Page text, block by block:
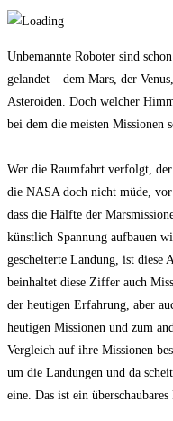
Unbemannte Roboter sind
gelandet – dem Mars, der
Asteroiden. Doch welcher
bei dem die meisten Missionen
Wer die Raumfahrt verfolgt,
die NASA doch nicht müde, vor
dass die Hälfte der
künstlich Spannung aufbauen
gescheiterte Landung, ist diese
beinhaltet diese Ziffer auch
der heutigen Erfahrung, aber
heutigen Missionen und zum
Vergleich auf ihre Missionen
um die Landungen und da
eine. Das ist ein